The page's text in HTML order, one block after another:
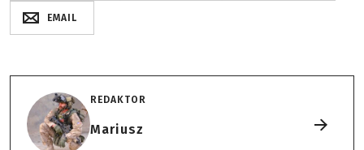
EMAIL
REDAKTOR
Mariusz